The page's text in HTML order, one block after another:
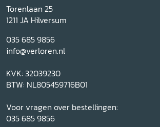
Torenlaan 25
1211 JA Hilversum
035 685 9856
info@verloren.nl
KVK: 32039230
BTW: NL805459716B01
Voor vragen over bestellingen:
035 685 9856